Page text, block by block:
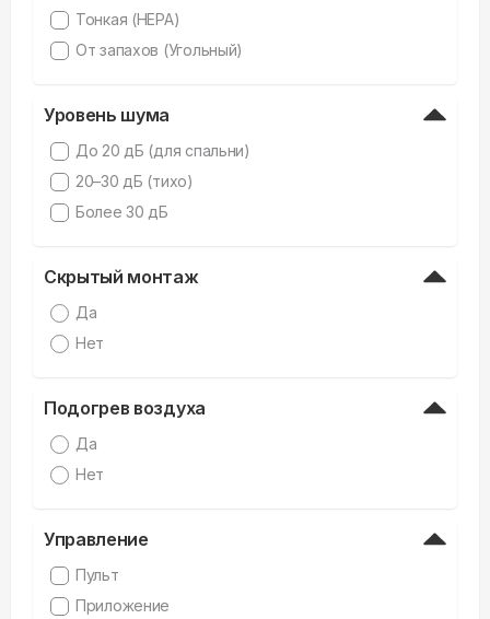
Тонкая (HEPA)
От запахов (Угольный)
Уровень шума
До 20 дБ (для спальни)
20–30 дБ (тихо)
Более 30 дБ
Скрытый монтаж
Да
Нет
Подогрев воздуха
Да
Нет
Управление
Пульт
Приложение